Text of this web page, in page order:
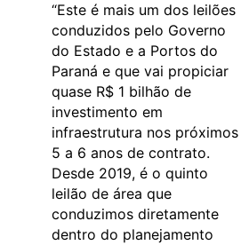
“Este é mais um dos leilões
conduzidos pelo Governo
do Estado e a Portos do
Paraná e que vai propiciar
quase R$ 1 bilhão de
investimento em
infraestrutura nos próximos
5 a 6 anos de contrato.
Desde 2019, é o quinto
leilão de área que
conduzimos diretamente
dentro do planejamento